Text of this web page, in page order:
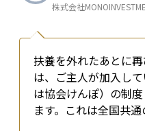
株式会社
扶養を外れたあとに
は、ご主人が加入し
は協会けんぽ）の制
ます。これは全国共